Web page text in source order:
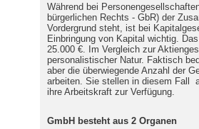
Während bei
bürgerlichen Rechts - GbR) der
Vordergrund steht, ist bei
Einbringung von Kapital wichtig.
25.000 €. Im Vergleich zur
personalistischer Natur. Faktisch
aber die überwiegende Anzahl der
arbeiten. Sie stellen in diesem Fall
ihre Arbeitskraft zur Verfügung.
GmbH besteht aus 2 Organen